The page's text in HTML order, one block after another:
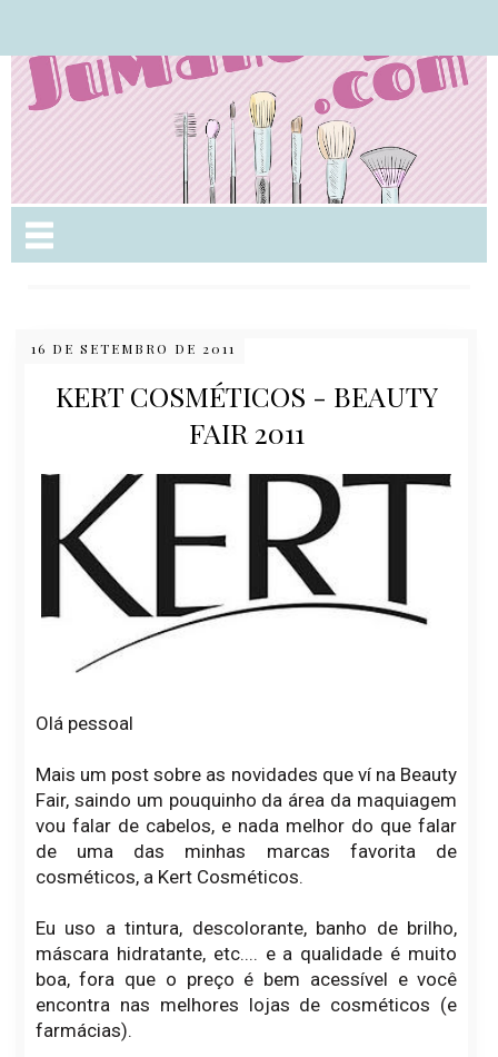
16 DE SETEMBRO DE 2011
KERT COSMÉTICOS - BEAUTY
FAIR 2011
Olá pessoal
Mais um post sobre as novidades que ví na Beauty
Fair, saindo um pouquinho da área da maquiagem
vou falar de cabelos, e nada melhor do que falar
de uma das minhas marcas favorita de
cosméticos, a Kert Cosméticos.
Eu uso a tintura, descolorante, banho de brilho,
máscara hidratante, etc.... e a qualidade é muito
boa, fora que o preço é bem acessível e você
encontra nas melhores lojas de cosméticos (e
farmácias).